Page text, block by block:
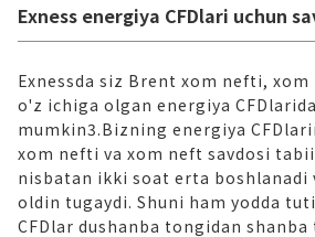
amalga oshirishingiz mumkin. Sizni
savdo muhitida oltin savdosidan
etamiz.
Exness energiya CFDlari uchun
Exnessda siz Brent xom nefti,
o'z ichiga olgan energiya
mumkin3.Bizning energiya
xom nefti va xom neft savdosi
nisbatan ikki soat erta boshlanadi
oldin tugaydi. Shuni ham yodda
CFDlar dushanba tongidan